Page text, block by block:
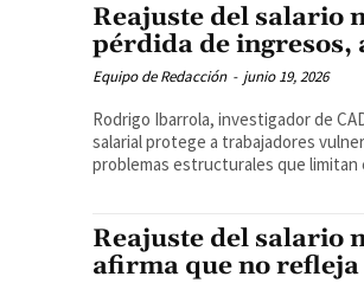
Reajuste del salario
pérdida de ingresos,
Equipo de Redacción - junio 19, 2026
Rodrigo Ibarrola, investigador de
salarial protege a trabajadores
problemas estructurales que limitan
Reajuste del salario
afirma que no refleja